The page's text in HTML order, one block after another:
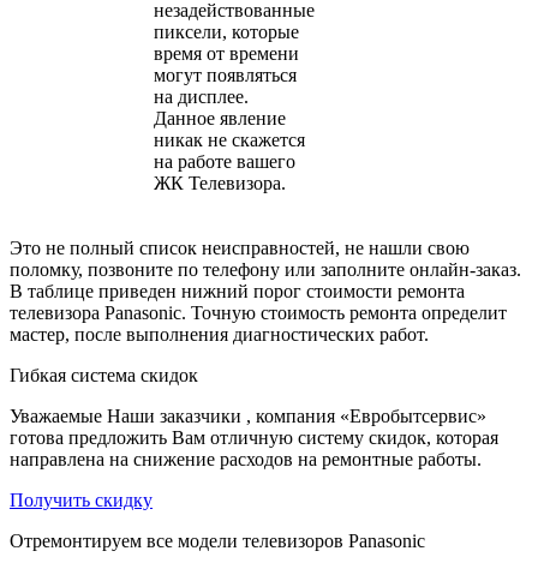
незадействованные
пиксели, которые
время от времени
могут появляться
на дисплее.
Данное явление
никак не скажется
на работе вашего
ЖК Телевизора.
Это не полный список неисправностей, не нашли свою
поломку, позвоните по телефону или заполните онлайн-заказ.
В таблице приведен нижний порог стоимости ремонта
телевизора Panasonic. Точную стоимость ремонта определит
мастер, после выполнения диагностических работ.
Гибкая система скидок
Уважаемые Наши заказчики , компания «Евробытсервис»
готова предложить Вам отличную систему скидок, которая
направлена на снижение расходов на ремонтные работы.
Получить скидку
Отремонтируем все модели телевизоров Panasonic